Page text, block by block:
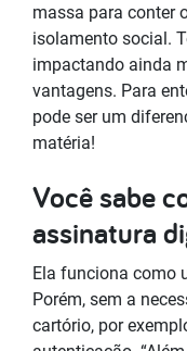
massa para conter
isolamento social.
impactando ainda
vantagens. Para
pode ser um
matéria!
Você sabe
assinatura
Ela funciona como
Porém, sem a
cartório, por